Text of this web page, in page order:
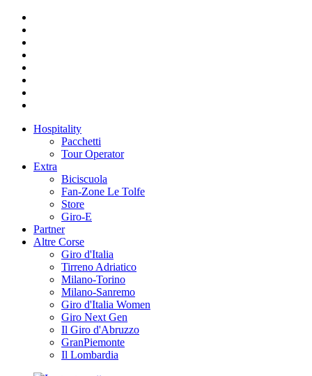
Hospitality
Pacchetti
Tour Operator
Extra
Biciscuola
Fan-Zone Le Tolfe
Store
Giro-E
Partner
Altre Corse
Giro d'Italia
Tirreno Adriatico
Milano-Torino
Milano-Sanremo
Giro d'Italia Women
Giro Next Gen
Il Giro d'Abruzzo
GranPiemonte
Il Lombardia